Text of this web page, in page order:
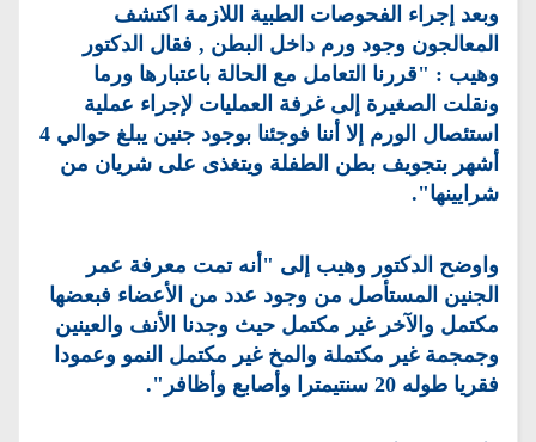
وبعد إجراء الفحوصات الطبية اللازمة اكتشف
المعالجون وجود ورم داخل البطن , فقال الدكتور
وهيب : "قررنا التعامل مع الحالة باعتبارها ورما
ونقلت الصغيرة إلى غرفة العمليات لإجراء عملية
استئصال الورم إلا أننا فوجئنا بوجود جنين يبلغ حوالي 4
أشهر بتجويف بطن الطفلة ويتغذى على شريان من
شرايينها".
واوضح الدكتور وهيب إلى "أنه تمت معرفة عمر
الجنين المستأصل من وجود عدد من الأعضاء فبعضها
مكتمل والآخر غير مكتمل حيث وجدنا الأنف والعينين
وجمجمة غير مكتملة والمخ غير مكتمل النمو وعمودا
فقريا طوله 20 سنتيمترا وأصابع وأظافر".